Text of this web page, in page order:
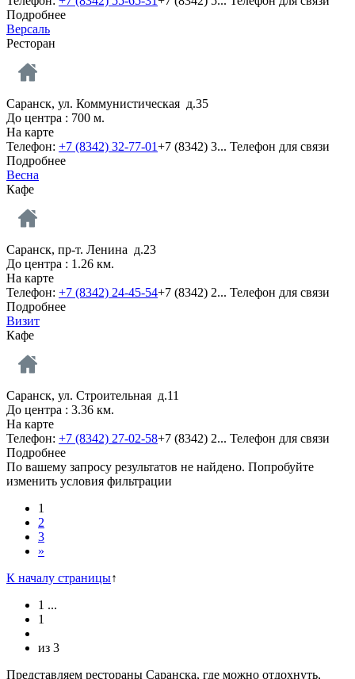
Подробнее
Версаль
Ресторан
Саранск, ул. Коммунистическая д.35
До центра : 700 м.
На карте
Телефон: +7 (8342) 32-77-01+7 (8342) 3... Телефон для связи
Подробнее
Весна
Кафе
Саранск, пр-т. Ленина д.23
До центра : 1.26 км.
На карте
Телефон: +7 (8342) 24-45-54+7 (8342) 2... Телефон для связи
Подробнее
Визит
Кафе
Саранск, ул. Строительная д.11
До центра : 3.36 км.
На карте
Телефон: +7 (8342) 27-02-58+7 (8342) 2... Телефон для связи
Подробнее
По вашему запросу результатов не найдено. Попробуйте
изменить условия фильтрации
1
2
3
»
К началу страницы↑
1 ...
1
из 3
Представляем рестораны Саранска, где можно отдохнуть,